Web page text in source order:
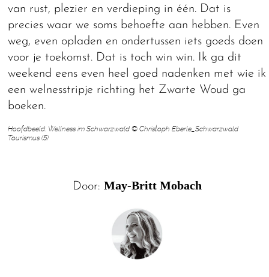
van rust, plezier en verdieping in één. Dat is
precies waar we soms behoefte aan hebben. Even
weg, even opladen en ondertussen iets goeds doen
voor je toekomst. Dat is toch win win. Ik ga dit
weekend eens even heel goed nadenken met wie ik
een welnesstripje richting het Zwarte Woud ga
boeken.
Hoofdbeeld: Wellness im Schwarzwald © Christoph Eberle_Schwarzwald
Tourismus (5)
Door: May-Britt Mobach